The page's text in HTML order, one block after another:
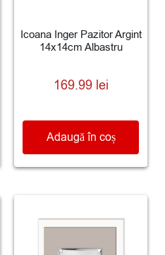
Icoana Inger Pazitor Argint
14x14cm Albastru
169.99 lei
Adaugă în coș